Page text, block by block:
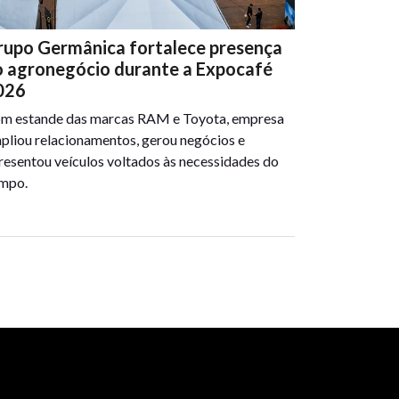
Germânica fortalece presença
agronegócio durante a Expocafé
estande das marcas RAM e Toyota, empresa
relacionamentos, gerou negócios e
veículos voltados às necessidades do